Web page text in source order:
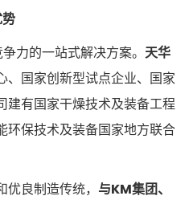
力的一站式解决方案。 天华
、国家创新型试点企业、国家
建有国家干燥技术及装备工程
环保技术及装备国家地方联合
良制造传统， 与KM集团、